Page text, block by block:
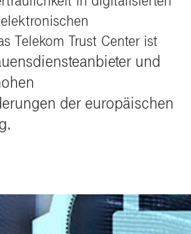
Telekom Trust Center ist
und
der europäischen